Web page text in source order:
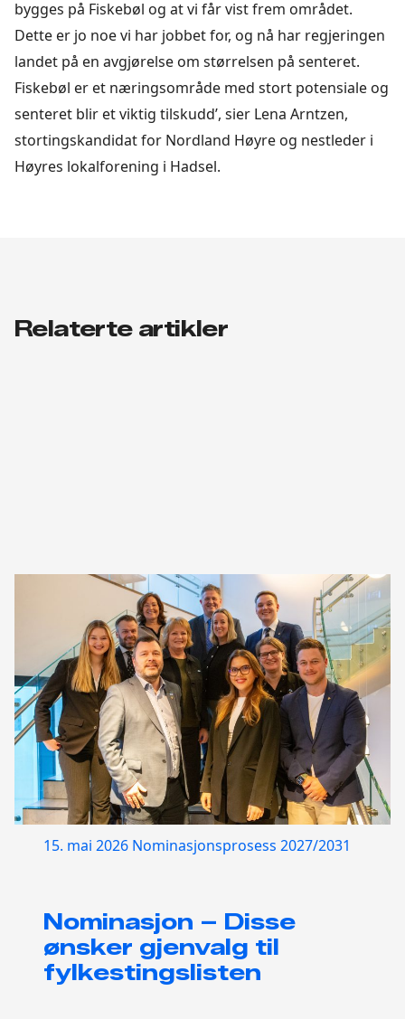
bygges på Fiskebøl og at vi får vist frem området.
Dette er jo noe vi har jobbet for, og nå har regjeringen
landet på en avgjørelse om størrelsen på senteret.
Fiskebøl er et næringsområde med stort potensiale og
senteret blir et viktig tilskudd’, sier Lena Arntzen,
stortingskandidat for Nordland Høyre og nestleder i
Høyres lokalforening i Hadsel.
Relaterte artikler
15. mai 2026 Nominasjonsprosess 2027/2031
Nominasjon – Disse
ønsker gjenvalg til
fylkestingslisten